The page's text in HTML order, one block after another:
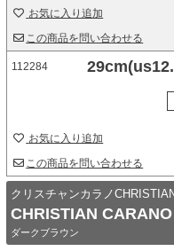
クリスチャンカラノ
CHRISTIAN
ダークブラウン
お気に入り追加
この商品を問い合わせる
112284
お気に入り追加
この商品を問い合わせる